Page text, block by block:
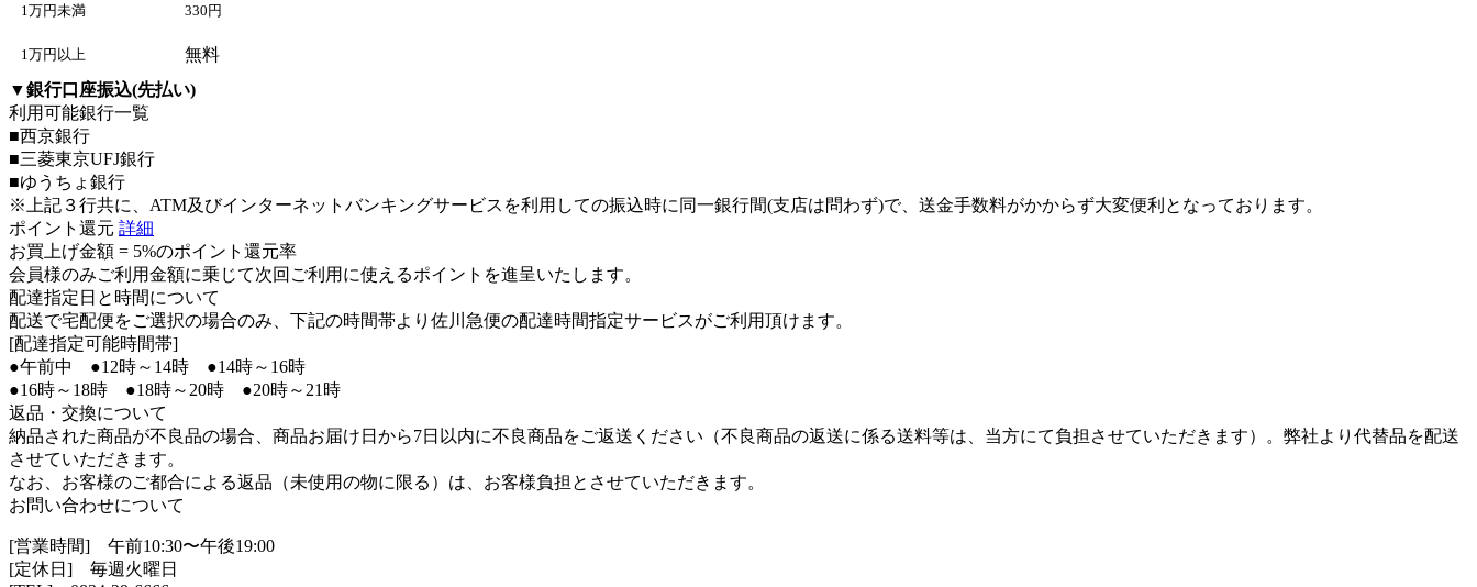
1万円未満 330円
1万円以上
無料
▼銀行口座振込(先払い)
利用可能銀行一覧
■西京銀行
■三菱東京UFJ銀行
■ゆうちょ銀行
※上記３行共に、ATM及びインターネットバンキングサービスを利用しての振込時に同一銀行間(支店は問わず)で、送金手数料がかからず大変便利となっております。
ポイント還元 詳細
お買上げ金額 = 5%のポイント還元率
会員様のみご利用金額に乗じて次回ご利用に使えるポイントを進呈いたします。
配達指定日と時間について
配送で宅配便をご選択の場合のみ、下記の時間帯より佐川急便の配達時間指定サービスがご利用頂けます。
[配達指定可能時間帯]
●午前中 ●12時～14時 ●14時～16時
●16時～18時 ●18時～20時 ●20時～21時
返品・交換について
納品された商品が不良品の場合、商品お届け日から7日以内に不良商品をご返送ください（不良商品の返送に係る送料等は、当方にて負担させていただきます）。弊社より代替品を配送
させていただきます。
なお、お客様のご都合による返品（未使用の物に限る）は、お客様負担とさせていただきます。
お問い合わせについて
[営業時間] 午前10:30〜午後19:00
[定休日] 毎週火曜日